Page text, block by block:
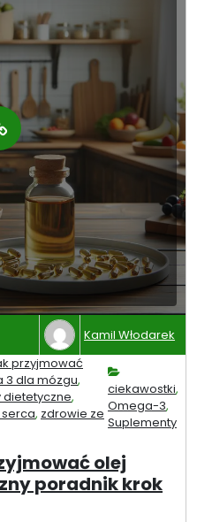
Kamil Włodarek
przyjmować
3 dla mózgu,
,
, zdrowie ze
ciekawostki,
Omega-3,
Suplementy
olej
poradnik krok